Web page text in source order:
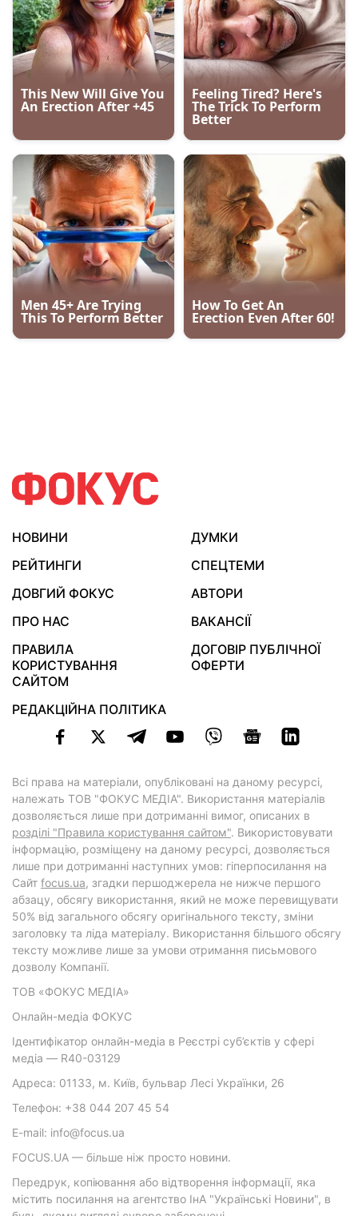
НОВИНИ
ДУМКИ
РЕЙТИНГИ
СПЕЦТЕМИ
ДОВГИЙ ФОКУС
АВТОРИ
ПРО НАС
ВАКАНСІЇ
ПРАВИЛА
КОРИСТУВАННЯ
САЙТОМ
ДОГОВІР ПУБЛІЧНОЇ
ОФЕРТИ
РЕДАКЦІЙНА ПОЛІТИКА
Всі права на матеріали, опубліковані на даному ресурсі,
належать ТОВ "ФОКУС МЕДІА". Використання матеріалів
дозволяється лише при дотриманні вимог, описаних в
розділі "Правила користування сайтом". Використовувати
інформацію, розміщену на даному ресурсі, дозволяється
лише при дотриманні наступних умов: гіперпосилання на
Cайт focus.ua, згадки першоджерела не нижче першого
абзацу, обсягу використання, який не може перевищувати
50% від загального обсягу оригінального тексту, зміни
заголовку та ліда матеріалу. Використання більшого обсягу
тексту можливе лише за умови отримання письмового
дозволу Компанії.
ТОВ «ФОКУС МЕДІА»
Онлайн-медіа ФОКУС
Ідентифікатор онлайн-медіа в Реєстрі суб’єктів у сфері
медіа — R40-03129
Адреса: 01133, м. Київ, бульвар Лесі Українки, 26
Телефон: +38 044 207 45 54
E-mail: info@focus.ua
FOCUS.UA — більше ніж просто новини.
Передрук, копіювання або відтворення інформації, яка
містить посилання на агентство ІнА "Українські Новини", в